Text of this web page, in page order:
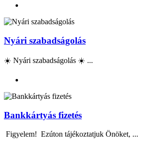
Nyári szabadságolás
☀️ Nyári szabadságolás ☀️ ...
Bankkártyás fizetés
Figyelem! Ezúton tájékoztatjuk Önöket, ...